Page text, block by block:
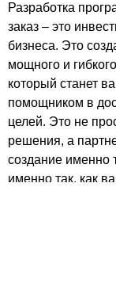
Разработка
заказ – это
бизнеса. Это
мощного и
который станет
помощником в
целей. Это не
решения, а
создание именно
именно так, как